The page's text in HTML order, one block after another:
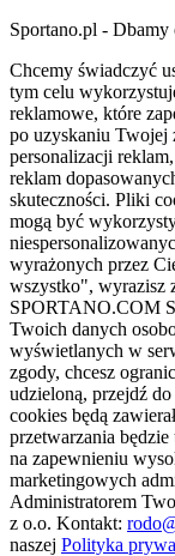
Sportano.pl -
Chcemy świadczyć
tym celu
reklamowe, które
po uzyskaniu Twojej
personalizacji
reklam
skuteczności. Pliki
mogą być
wyrażonych przez
wszystko", wyrazisz
SPORTANO.COM
Twoich danych
wyświetlanych w
zgody, chcesz
udzieloną, przejdź
cookies będą
przetwarzania
na zapewnieniu
marketingowych
Administratorem
z o.o. Kontakt:
naszej Polityka